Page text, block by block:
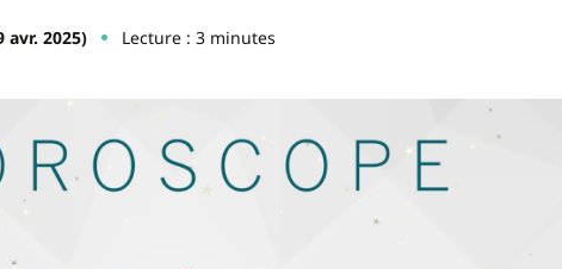
2025) Lecture : 3 minutes